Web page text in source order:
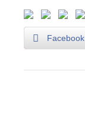
Facebook